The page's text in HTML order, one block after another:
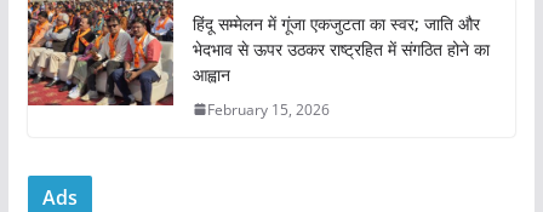
हिंदू सम्मेलन में गूंजा एकजुटता का स्वर; जाति और
भेदभाव से ऊपर उठकर राष्ट्रहित में संगठित होने का
आह्वान
February 15, 2026
Ads